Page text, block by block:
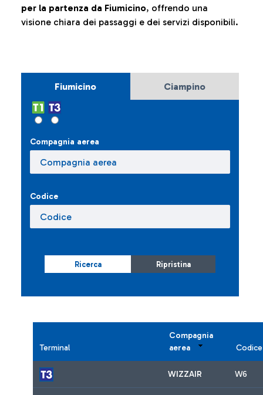
per la partenza da Fiumicino, offrendo una
visione chiara dei passaggi e dei servizi disponibili.
Fiumicino Ciampino
Compagnia aerea
Codice
Ricerca Ripristina
Terminal
Compagnia
aerea
Codice
WIZZAIR W6